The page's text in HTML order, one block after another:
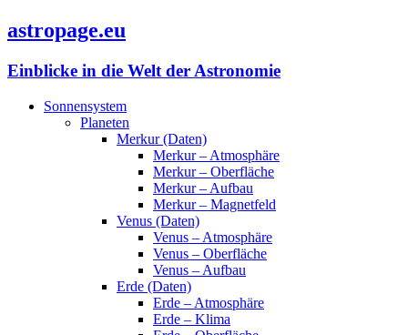
astropage.eu
Einblicke in die Welt der Astronomie
Sonnensystem
Planeten
Merkur (Daten)
Merkur – Atmosphäre
Merkur – Oberfläche
Merkur – Aufbau
Merkur – Magnetfeld
Venus (Daten)
Venus – Atmosphäre
Venus – Oberfläche
Venus – Aufbau
Erde (Daten)
Erde – Atmosphäre
Erde – Klima